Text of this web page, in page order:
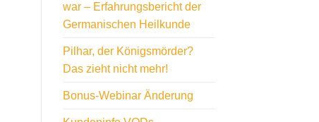
war – Erfahrungsbericht der
Germanischen Heilkunde
Pilhar, der Königsmörder?
Das zieht nicht mehr!
Bonus-Webinar Änderung